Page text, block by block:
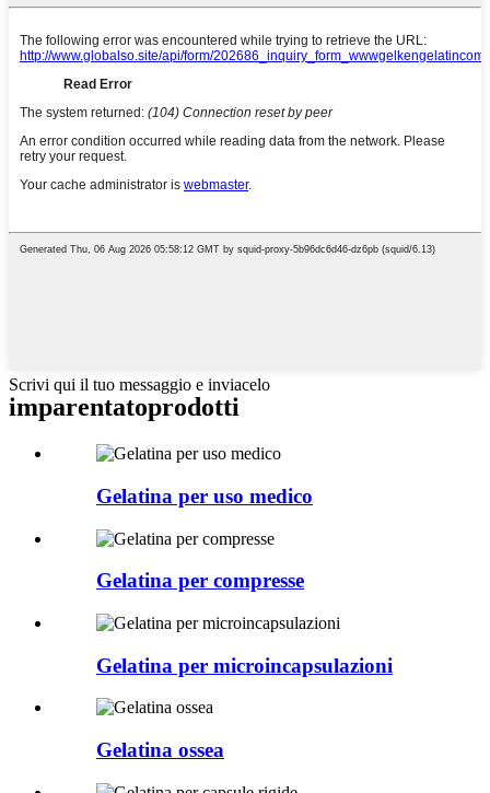
Scrivi qui il tuo messaggio e inviacelo
imparentatoprodotti
Gelatina per uso medico
Gelatina per compresse
Gelatina per microincapsulazioni
Gelatina ossea